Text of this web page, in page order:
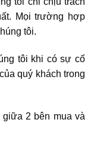
Mọi trường hợp
tôi.
tôi khi có sự cố
quý khách trong
2 bên mua và